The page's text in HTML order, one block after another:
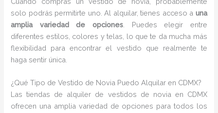
solo podrás permitirte uno. Al alquilar, tienes acceso a una
amplia variedad de opciones . Puedes elegir entre
diferentes estilos, colores y telas, lo que te da mucha más
flexibilidad para encontrar el vestido que realmente te
haga sentir única.
¿Qué Tipo de Vestido de Novia Puedo Alquilar en CDMX?
Las tiendas de alquiler de vestidos de novia en CDMX
ofrecen una amplia variedad de opciones para todos los